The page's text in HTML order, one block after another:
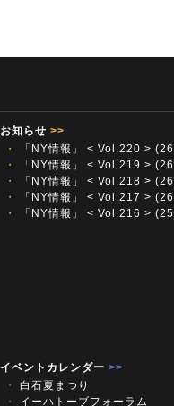
お知らせ >>
・
「NY情報」 < Vol.220 >
・
「NY情報」 < Vol.219 >
・
「NY情報」 < Vol.218 >
・
「NY情報」 < Vol.217 >
・
「NY情報」 < Vol.216 >
イベントカレンダー >>
・
白石夏まつり
・
イーハトーブフォーラム